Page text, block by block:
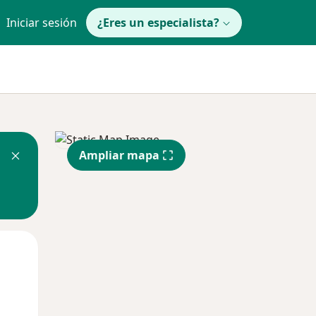
Iniciar sesión ¿Eres un especialista?
Ampliar mapa